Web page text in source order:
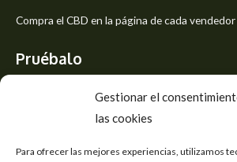
Gestionar el
las cookies
Para ofrecer las mejores experiencias, utilizamos
Compra el CBD en la página de cada
Pruébalo
Siente el mejor aroma de las flores CBD y usa
Accesos